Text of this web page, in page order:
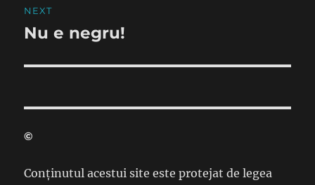
NEXT
Next
Nu e negru!
©
Conținutul acestui site este protejat de legea